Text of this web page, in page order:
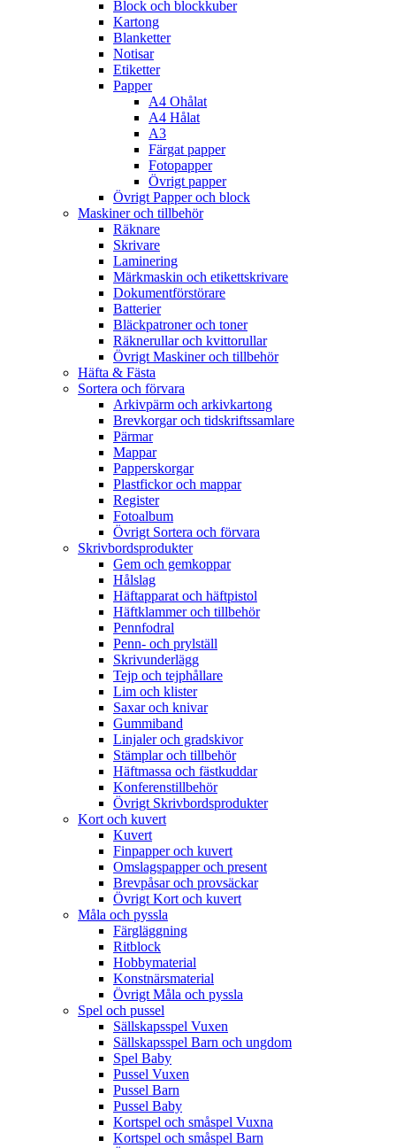
Block och blockkuber
Kartong
Blanketter
Notisar
Etiketter
Papper
A4 Ohålat
A4 Hålat
A3
Färgat papper
Fotopapper
Övrigt papper
Övrigt Papper och block
Maskiner och tillbehör
Räknare
Skrivare
Laminering
Märkmaskin och etikettskrivare
Dokumentförstörare
Batterier
Bläckpatroner och toner
Räknerullar och kvittorullar
Övrigt Maskiner och tillbehör
Häfta & Fästa
Sortera och förvara
Arkivpärm och arkivkartong
Brevkorgar och tidskriftssamlare
Pärmar
Mappar
Papperskorgar
Plastfickor och mappar
Register
Fotoalbum
Övrigt Sortera och förvara
Skrivbordsprodukter
Gem och gemkoppar
Hålslag
Häftapparat och häftpistol
Häftklammer och tillbehör
Pennfodral
Penn- och prylställ
Skrivunderlägg
Tejp och tejphållare
Lim och klister
Saxar och knivar
Gummiband
Linjaler och gradskivor
Stämplar och tillbehör
Häftmassa och fästkuddar
Konferenstillbehör
Övrigt Skrivbordsprodukter
Kort och kuvert
Kuvert
Finpapper och kuvert
Omslagspapper och present
Brevpåsar och provsäckar
Övrigt Kort och kuvert
Måla och pyssla
Färgläggning
Ritblock
Hobbymaterial
Konstnärsmaterial
Övrigt Måla och pyssla
Spel och pussel
Sällskapsspel Vuxen
Sällskapsspel Barn och ungdom
Spel Baby
Pussel Vuxen
Pussel Barn
Pussel Baby
Kortspel och småspel Vuxna
Kortspel och småspel Barn